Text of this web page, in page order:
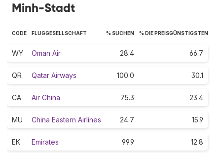
Minh-Stadt
CODE FLUGGESELLSCHAFT % SUCHEN % DIE PREISGÜNSTIGSTEN
WY Oman Air 28.4 66.7
QR Qatar Airways 100.0 30.1
CA Air China 75.3 23.4
MU China Eastern Airlines 24.7 15.9
EK Emirates 99.9 12.8